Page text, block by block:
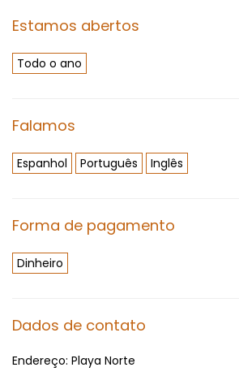
Estamos abertos
Todo o ano
Falamos
Espanhol Português Inglês
Forma de pagamento
Dinheiro
Dados de contato
Endereço: Playa Norte